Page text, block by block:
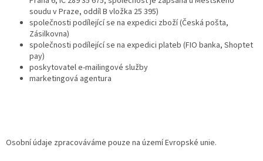
soudu v Praze, oddíl B vložka 25 395)
společnosti podílející se na expedici zboží (Česká pošta,
Zásilkovna)
společnosti podílející se na expedici plateb (FIO banka, Shoptet
pay)
poskytovatel e-mailingové služby
marketingová agentura
Osobní údaje zpracováváme pouze na území Evropské unie.